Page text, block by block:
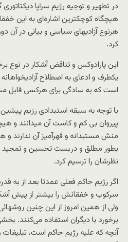
در تطهیر و توجیه رژیم سراپا
هیچگاه کوچکترین اشاره‌ای به این
هرنوع آزادیهای سیاسی و بیانی در آن
کرد.
این پارادوکس و تناقض آشکار در نوع
یکطرف و ادعای به اصطلاح
است که به سادگی برای هرکسی قابل
با توجه به سبقه استبدادی رزیم
پیروان بی کم و کاست آن میدانند و
منش مستبدانه و قهرآمیز آن ندارند
بطور مطلق و دربست تحسین و تمجید
نظرشان را ترسیم کرد.
اگر رژیم حاکم فعلی عمدتا بعد از به
سرکوب و خفقانش را بیشتر از پیش
ولی از همین امروز از این چنین
برخورد با دیگران استفاده می‌کنند.
آنچه که علیه رژیم حاکم است،